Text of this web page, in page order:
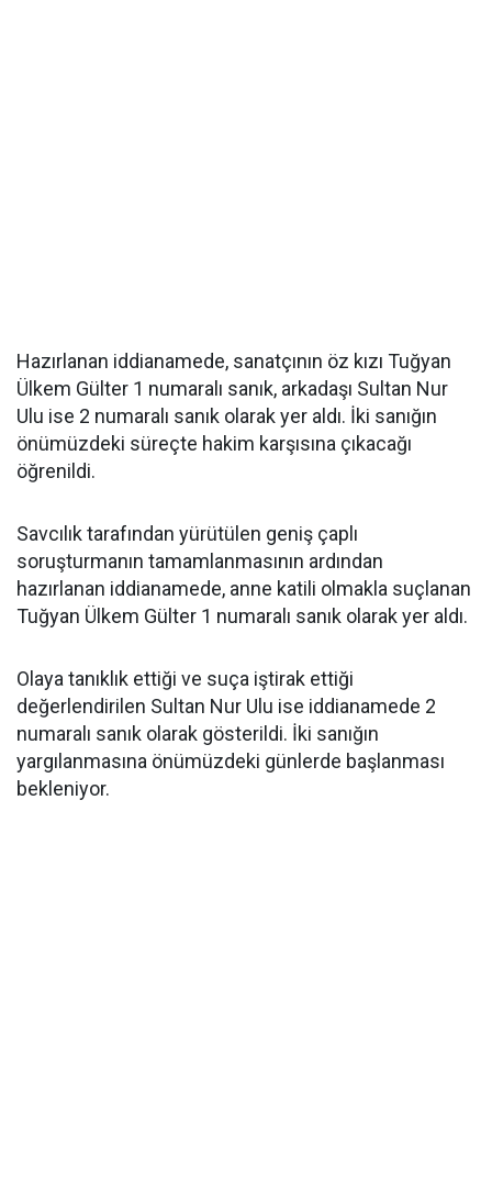
Hazırlanan iddianamede, sanatçının öz kızı Tuğyan
Ülkem Gülter 1 numaralı sanık, arkadaşı Sultan Nur
Ulu ise 2 numaralı sanık olarak yer aldı. İki sanığın
önümüzdeki süreçte hakim karşısına çıkacağı
öğrenildi.
Savcılık tarafından yürütülen geniş çaplı
soruşturmanın tamamlanmasının ardından
hazırlanan iddianamede, anne katili olmakla suçlanan
Tuğyan Ülkem Gülter 1 numaralı sanık olarak yer aldı.
Olaya tanıklık ettiği ve suça iştirak ettiği
değerlendirilen Sultan Nur Ulu ise iddianamede 2
numaralı sanık olarak gösterildi. İki sanığın
yargılanmasına önümüzdeki günlerde başlanması
bekleniyor.